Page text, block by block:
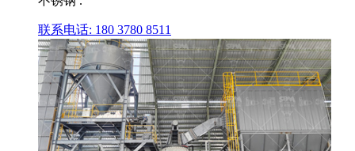
联系电话: 180 3780 8511